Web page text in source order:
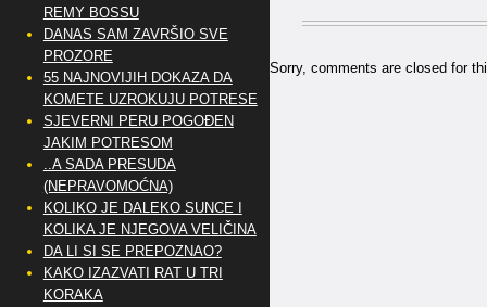
Sorry, comments are closed for
REMY BOSSU
DANAS SAM ZAVRŠIO SVE
PROZORE
55 NAJNOVIJIH DOKAZA DA
KOMETE UZROKUJU POTRESE
SJEVERNI PERU POGOĐEN
JAKIM POTRESOM
..A SADA PRESUDA
(NEPRAVOMOĆNA)
KOLIKO JE DALEKO SUNCE I
KOLIKA JE NJEGOVA VELIČINA
DA LI SI SE PREPOZNAO?
KAKO IZAZVATI RAT U TRI
KORAKA